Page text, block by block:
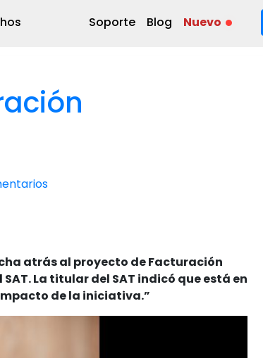
Soporte Blog Nuevo
atrás al proyecto de Facturación
La titular del SAT indicó que está en
de la iniciativa.”